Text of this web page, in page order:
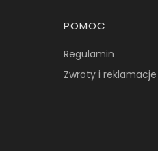
Linki w stopce
POMOC
Regulamin
Zwroty i reklamacje